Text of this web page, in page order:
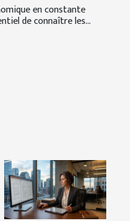
en constante
de connaître les...